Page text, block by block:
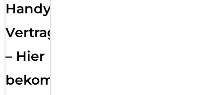
Handy
Vertragsabwicklung
– Hier
bekommst